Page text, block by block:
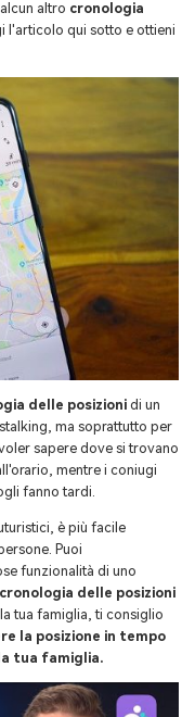
altro cronologia
l'articolo qui sotto e ottieni
delle posizioni di un
ma soprattutto per
sapere dove si trovano
mentre i coniugi
fanno tardi.
è più facile
Puoi
funzionalità di uno
cronologia delle posizioni
tua famiglia, ti consiglio
la posizione in tempo
tua famiglia.